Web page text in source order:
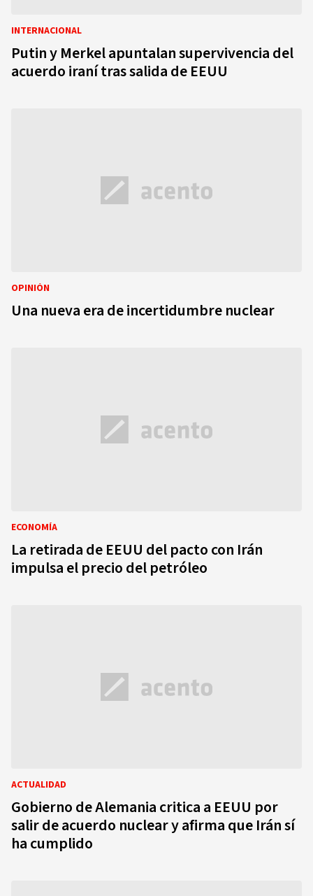
INTERNACIONAL
Putin y Merkel apuntalan supervivencia del
acuerdo iraní tras salida de EEUU
OPINIÓN
Una nueva era de incertidumbre nuclear
ECONOMÍA
La retirada de EEUU del pacto con Irán
impulsa el precio del petróleo
ACTUALIDAD
Gobierno de Alemania critica a EEUU por
salir de acuerdo nuclear y afirma que Irán sí
ha cumplido